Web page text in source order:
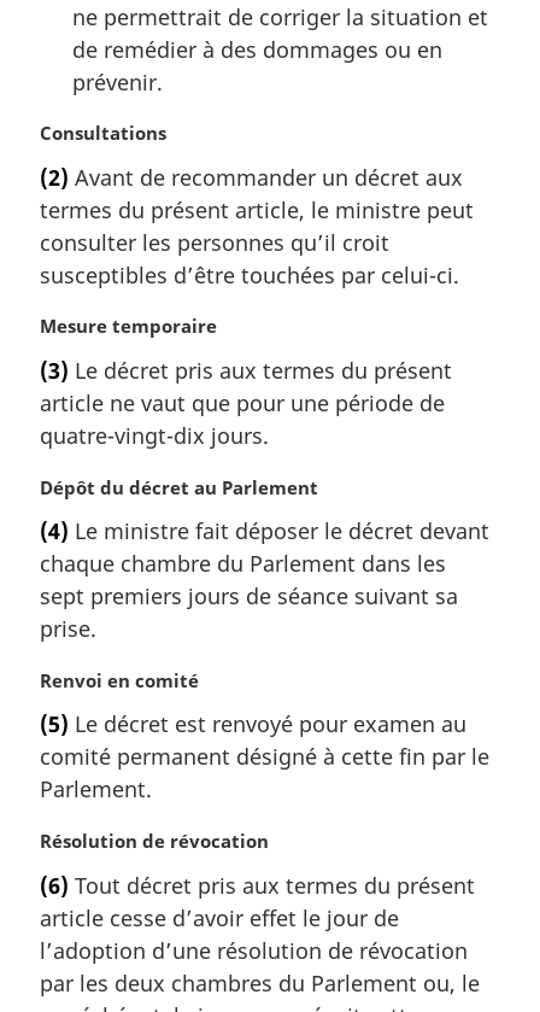
ne permettrait de corriger la situation et
de remédier à des dommages ou en
prévenir.
N
t
e
m
a
g
n
a
e
:
Consultations
(2) Avant de recommander un décret aux
termes du présent article, le ministre peut
consulter les personnes qu’il croit
susceptibles d’être touchées par celui-ci.
N
t
e
m
r
i
n
a
e
:
Mesure temporaire
(3) Le décret pris aux termes du présent
article ne vaut que pour une période de
quatre-vingt-dix jours.
N
t
e
m
a
r
g
n
a
l
e
:
Dépôt du décret au Parlement
(4) Le ministre fait déposer le décret devant
chaque chambre du Parlement dans les
sept premiers jours de séance suivant sa
prise.
N
t
e
m
r
i
n
a
e
Renvoi en comité
(5) Le décret est renvoyé pour examen au
comité permanent désigné à cette fin par le
Parlement.
N
t
e
m
r
Résolution de révocation
(6) Tout décret pris aux termes du présent
article cesse d’avoir effet le jour de
l’adoption d’une résolution de révocation
par les deux chambres du Parlement ou, le